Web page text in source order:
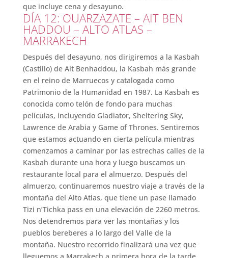
que incluye cena y desayuno.
DÍA 12: OUARZAZATE – AIT BEN
HADDOU – ALTO ATLAS –
MARRAKECH
Después del desayuno, nos dirigiremos a la Kasbah
(Castillo) de Ait Benhaddou, la Kasbah más grande
en el reino de Marruecos y catalogada como
Patrimonio de la Humanidad en 1987. La Kasbah es
conocida como telón de fondo para muchas
películas, incluyendo Gladiator, Sheltering Sky,
Lawrence de Arabia y Game of Thrones. Sentiremos
que estamos actuando en cierta película mientras
comenzamos a caminar por las estrechas calles de la
Kasbah durante una hora y luego buscamos un
restaurante local para el almuerzo. Después del
almuerzo, continuaremos nuestro viaje a través de la
montaña del Alto Atlas, que tiene un pase llamado
Tizi n’Tichka pass en una elevación de 2260 metros.
Nos detendremos para ver las montañas y los
pueblos bereberes a lo largo del Valle de la
montaña. Nuestro recorrido finalizará una vez que